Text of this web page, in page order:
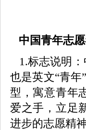
中国青年志
1.标志说明：
也是英文“青
型，寓意青年
爱之手，立足
进步的志愿精